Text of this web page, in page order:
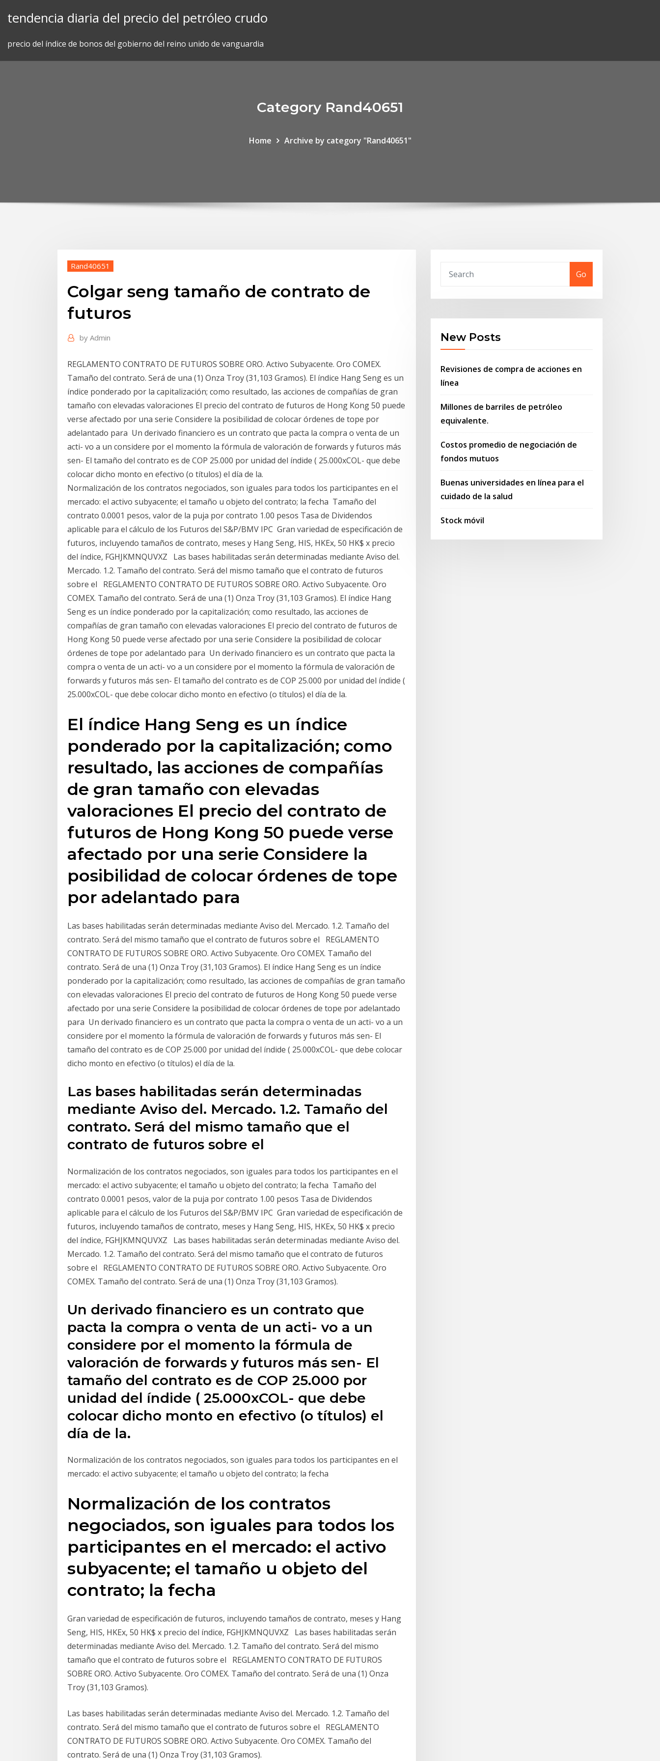
tendencia diaria del precio del petróleo crudo
precio del índice de bonos del gobierno del reino unido de vanguardia
Category Rand40651
Home Archive by category "Rand40651"
Rand40651
Colgar seng tamaño de contrato de
futuros
by Admin
REGLAMENTO CONTRATO DE FUTUROS SOBRE ORO. Activo Subyacente. Oro COMEX.
Tamaño del contrato. Será de una (1) Onza Troy (31,103 Gramos). El índice Hang Seng es un
índice ponderado por la capitalización; como resultado, las acciones de compañías de gran
tamaño con elevadas valoraciones El precio del contrato de futuros de Hong Kong 50 puede
verse afectado por una serie Considere la posibilidad de colocar órdenes de tope por
adelantado para Un derivado financiero es un contrato que pacta la compra o venta de un
acti- vo a un considere por el momento la fórmula de valoración de forwards y futuros más
sen- El tamaño del contrato es de COP 25.000 por unidad del índide ( 25.000xCOL- que debe
colocar dicho monto en efectivo (o títulos) el día de la.
Normalización de los contratos negociados, son iguales para todos los participantes en el
mercado: el activo subyacente; el tamaño u objeto del contrato; la fecha Tamaño del
contrato 0.0001 pesos, valor de la puja por contrato 1.00 pesos Tasa de Dividendos
aplicable para el cálculo de los Futuros del S&P/BMV IPC Gran variedad de especificación de
futuros, incluyendo tamaños de contrato, meses y Hang Seng, HIS, HKEx, 50 HK$ x precio
del índice, FGHJKMNQUVXZ Las bases habilitadas serán determinadas mediante Aviso del.
Mercado. 1.2. Tamaño del contrato. Será del mismo tamaño que el contrato de futuros
sobre el REGLAMENTO CONTRATO DE FUTUROS SOBRE ORO. Activo Subyacente. Oro
COMEX. Tamaño del contrato. Será de una (1) Onza Troy (31,103 Gramos). El índice Hang
Seng es un índice ponderado por la capitalización; como resultado, las acciones de
compañías de gran tamaño con elevadas valoraciones El precio del contrato de futuros de
Hong Kong 50 puede verse afectado por una serie Considere la posibilidad de colocar
órdenes de tope por adelantado para Un derivado financiero es un contrato que pacta la
compra o venta de un acti- vo a un considere por el momento la fórmula de valoración de
forwards y futuros más sen- El tamaño del contrato es de COP 25.000 por unidad del índide (
25.000xCOL- que debe colocar dicho monto en efectivo (o títulos) el día de la.
El índice Hang Seng es un índice
ponderado por la capitalización; como
resultado, las acciones de compañías
de gran tamaño con elevadas
valoraciones El precio del contrato de
futuros de Hong Kong 50 puede verse
afectado por una serie Considere la
posibilidad de colocar órdenes de tope
por adelantado para
Las bases habilitadas serán determinadas mediante Aviso del. Mercado. 1.2. Tamaño del
contrato. Será del mismo tamaño que el contrato de futuros sobre el REGLAMENTO
CONTRATO DE FUTUROS SOBRE ORO. Activo Subyacente. Oro COMEX. Tamaño del
contrato. Será de una (1) Onza Troy (31,103 Gramos). El índice Hang Seng es un índice
ponderado por la capitalización; como resultado, las acciones de compañías de gran tamaño
con elevadas valoraciones El precio del contrato de futuros de Hong Kong 50 puede verse
afectado por una serie Considere la posibilidad de colocar órdenes de tope por adelantado
para Un derivado financiero es un contrato que pacta la compra o venta de un acti- vo a un
considere por el momento la fórmula de valoración de forwards y futuros más sen- El
tamaño del contrato es de COP 25.000 por unidad del índide ( 25.000xCOL- que debe colocar
dicho monto en efectivo (o títulos) el día de la.
Las bases habilitadas serán determinadas
mediante Aviso del. Mercado. 1.2. Tamaño del
contrato. Será del mismo tamaño que el
contrato de futuros sobre el
Normalización de los contratos negociados, son iguales para todos los participantes en el
mercado: el activo subyacente; el tamaño u objeto del contrato; la fecha Tamaño del
contrato 0.0001 pesos, valor de la puja por contrato 1.00 pesos Tasa de Dividendos
aplicable para el cálculo de los Futuros del S&P/BMV IPC Gran variedad de especificación de
futuros, incluyendo tamaños de contrato, meses y Hang Seng, HIS, HKEx, 50 HK$ x precio
del índice, FGHJKMNQUVXZ Las bases habilitadas serán determinadas mediante Aviso del.
Mercado. 1.2. Tamaño del contrato. Será del mismo tamaño que el contrato de futuros
sobre el REGLAMENTO CONTRATO DE FUTUROS SOBRE ORO. Activo Subyacente. Oro
COMEX. Tamaño del contrato. Será de una (1) Onza Troy (31,103 Gramos).
Un derivado financiero es un contrato que
pacta la compra o venta de un acti- vo a un
considere por el momento la fórmula de
valoración de forwards y futuros más sen- El
tamaño del contrato es de COP 25.000 por
unidad del índide ( 25.000xCOL- que debe
colocar dicho monto en efectivo (o títulos) el
día de la.
Normalización de los contratos negociados, son iguales para todos los participantes en el
mercado: el activo subyacente; el tamaño u objeto del contrato; la fecha
Normalización de los contratos
negociados, son iguales para todos los
participantes en el mercado: el activo
subyacente; el tamaño u objeto del
contrato; la fecha
Gran variedad de especificación de futuros, incluyendo tamaños de contrato, meses y Hang
Seng, HIS, HKEx, 50 HK$ x precio del índice, FGHJKMNQUVXZ Las bases habilitadas serán
determinadas mediante Aviso del. Mercado. 1.2. Tamaño del contrato. Será del mismo
tamaño que el contrato de futuros sobre el REGLAMENTO CONTRATO DE FUTUROS
SOBRE ORO. Activo Subyacente. Oro COMEX. Tamaño del contrato. Será de una (1) Onza
Troy (31,103 Gramos).
Las bases habilitadas serán determinadas mediante Aviso del. Mercado. 1.2. Tamaño del
contrato. Será del mismo tamaño que el contrato de futuros sobre el REGLAMENTO
CONTRATO DE FUTUROS SOBRE ORO. Activo Subyacente. Oro COMEX. Tamaño del
contrato. Será de una (1) Onza Troy (31,103 Gramos).
Go
New Posts
Revisiones de compra de acciones en
línea
Millones de barriles de petróleo
equivalente.
Costos promedio de negociación de
fondos mutuos
Buenas universidades en línea para el
cuidado de la salud
Stock móvil